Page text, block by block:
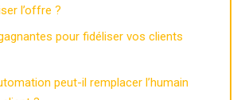
l’offre ?
pour fidéliser vos clients
peut-il remplacer l’humain